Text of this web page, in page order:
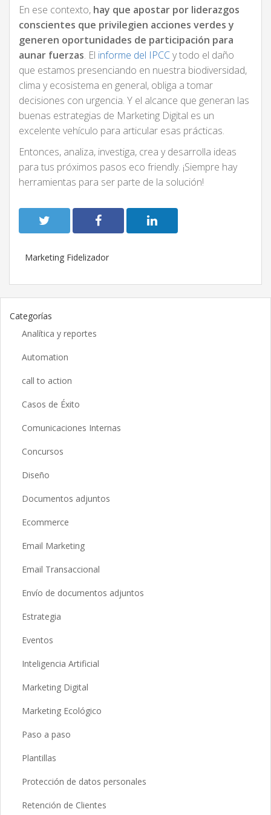
En ese contexto, hay que apostar por liderazgos
conscientes que privilegien acciones verdes y
generen oportunidades de participación para
aunar fuerzas. El informe del IPCCy todo el daño
que estamos presenciando en nuestra biodiversidad,
clima y ecosistema en general, obliga a tomar
decisiones con urgencia. Y el alcance que generan las
buenas estrategias de Marketing Digital es un
excelente vehículo para articular esas prácticas.
Entonces, analiza, investiga, crea y desarrolla ideas
para tus próximos pasos eco friendly. ¡Siempre hay
herramientas para ser parte de la solución!
Marketing Fidelizador
Categorías
Analítica y reportes
Automation
call to action
Casos de Éxito
Comunicaciones Internas
Concursos
Diseño
Documentos adjuntos
Ecommerce
Email Marketing
Email Transaccional
Envío de documentos adjuntos
Estrategia
Eventos
Inteligencia Artificial
Marketing Digital
Marketing Ecológico
Paso a paso
Plantillas
Protección de datos personales
Retención de Clientes